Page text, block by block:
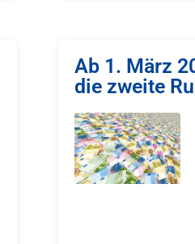
Ab 1. März
die zweite